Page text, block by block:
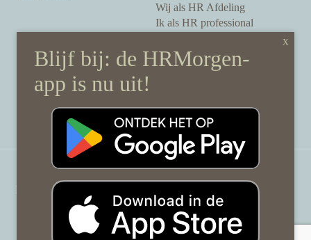
Wij als HR Afdeling
Ik als HR professional
Onze auteurs
Onze partners
Sponsoring
Over HRMorgen
Disclaimer & gedragscode
HRMorgen.nl